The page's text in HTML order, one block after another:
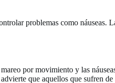
problemas como náuseas.
por movimiento y las
que aquellos que sufren